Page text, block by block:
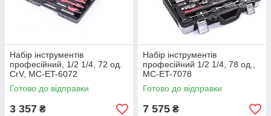
Набір інструментів
професійний, 1/2 1/4, 72 од.
CrV, MC-ET-6072
Готово до відправки
3 357 ₴
Набір інструментів
професійний 1/2 1/4, 78 од.,
MC-ET-7078
Готово до відправки
7 575 ₴